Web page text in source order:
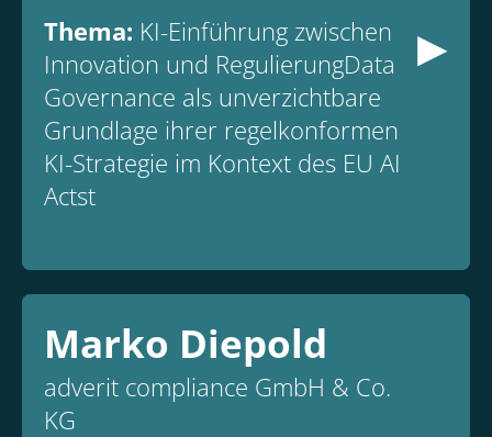
▸
Thema: KI-Einführung zwischen
Innovation und RegulierungData
Governance als unverzichtbare
Grundlage ihrer regelkonformen
KI-Strategie im Kontext des EU AI
Actst
Marko Diepold
adverit compliance GmbH & Co.
KG